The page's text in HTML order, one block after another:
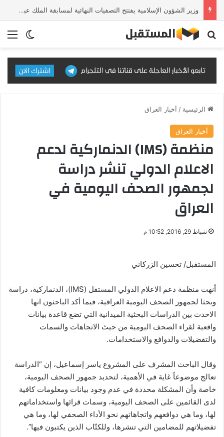
وزير الشؤون الإسلامية يفتتح التصفيات النهائية لمسابقة الملك عبدالعزيز الدولية للقرآن الكريم في دورتها الـ46
الوضع بحث عن
الرئيسية / أخبار العراق
أخبار العراق
منظمة (IMS) الدنماركية لدعم
الاعلام الدولي تنشر دراسة
لجمهور الصحف اليومية في
العراق
شباط 29, 2016, 10:52 م
المستقبل/ تحسين الزركاني
أنهت منظمة دعم الاعلام الدولي المستقل (IMS)، الدنماركية، دراسة
وبحثا لجمهور الصحف اليومية العراقية، فيما أكد الباحثون انها
الاحدث بين الدراسات البحثية الميدانية التي تضع قاعدة بيانات
واقعية لقراء الصحف اليومية من حيث الاتجاهات والسمات
والتفضيلات والدوافع والاستخدامات.
وقال الباحث المشرف على المشروع ياسر إسماعيل، إن “الدراسة
تعالج موضوعاً غاية في الأهمية، لتحديد جمهور الصحف اليومية،
خاصة وأن المشكلة محددة في عدم وجود بيانات ومعلومات كافية
لدى القائمين على الصحف اليومية، وسمات قرائها واستخداماتهم
لها، وما هي دوافعهم واتجاهاتهم نحو الأداء الصحفي لها، وما هي
تفضيلاتهم للمضامين التي تنشرها، وللكتّاب الذين يكتبون فيها”.